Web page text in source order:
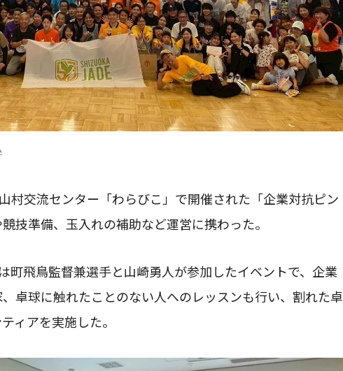
村交流センター「わらびこ」で開催された「企業対抗ピン
技準備、玉入れの補助など運営に携わった。
町飛鳥監督兼選手と山崎勇人が参加したイベントで、企業
卓球に触れたことのない人へのレッスンも行い、割れた卓
ィアを実施した。